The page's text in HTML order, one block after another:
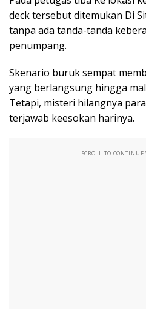
deck tersebut ditemukan Di
tanpa ada tanda-tanda
penumpang.
Skenario buruk sempat
yang berlangsung hingga
Tetapi, misteri hilangnya
terjawab keesokan harinya.
SCROLL TO